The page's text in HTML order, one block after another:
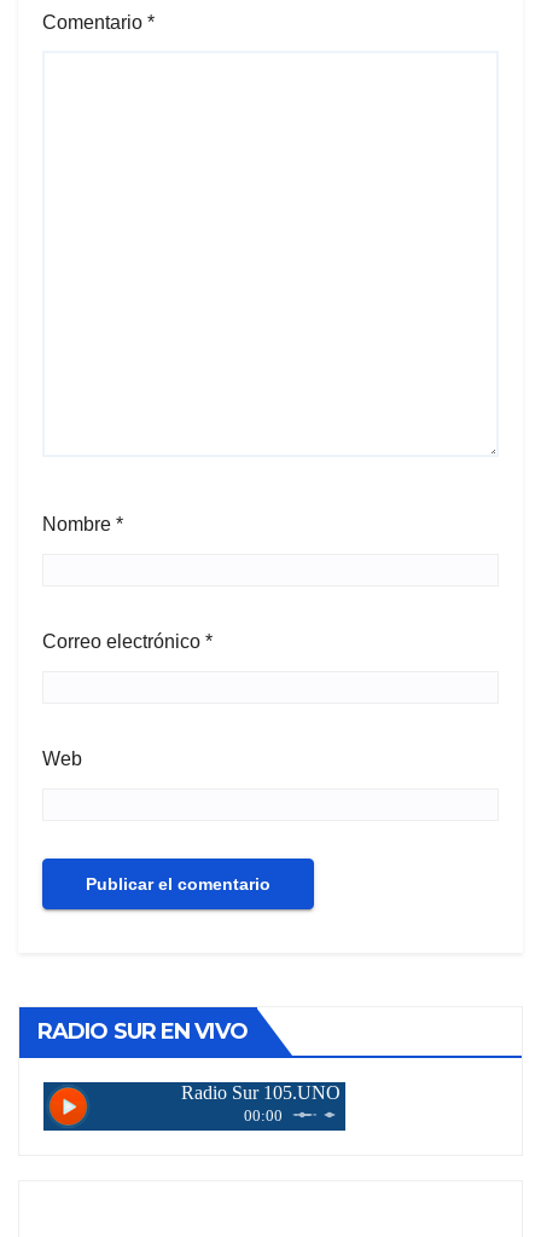
Comentario *
Nombre *
Correo electrónico *
Web
RADIO SUR EN VIVO